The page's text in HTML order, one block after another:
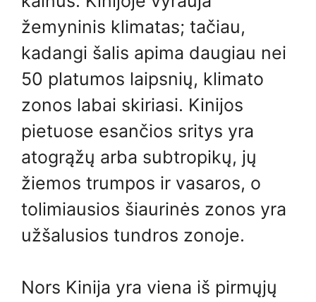
žemyninis klimatas; tačiau,
kadangi šalis apima daugiau nei
50 platumos laipsnių, klimato
zonos labai skiriasi. Kinijos
pietuose esančios sritys yra
atogrąžų arba subtropikų, jų
žiemos trumpos ir vasaros, o
tolimiausios šiaurinės zonos yra
užšalusios tundros zonoje.
Nors Kinija yra viena iš pirmųjų